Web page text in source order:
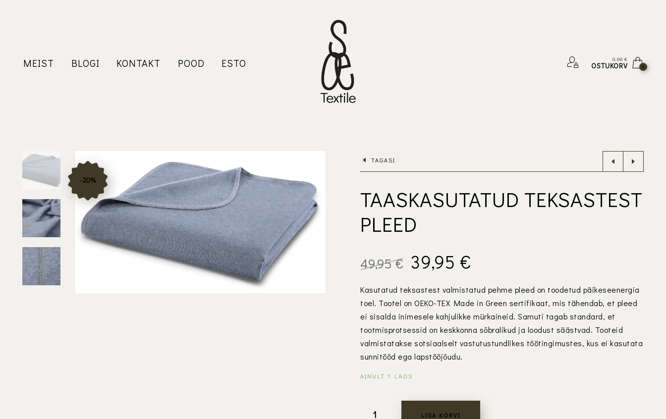
MEIST BLOGI KONTAKT POOD ESTO 0,00 €
OSTUKORV 0
-20%
TAGASI
TAASKASUTATUD TEKSASTEST
PLEED
49,95€ Algne
hind
oli:
49,95 €.
39,95 €
is:
39,95 €.
Kasutatud teksastest valmistatud pehme pleed on toodetud päikeseenergia
toel. Tootel on OEKO-TEX Made in Green sertifikaat, mis tähendab, et pleed
ei sisalda inimesele kahjulikke mürkaineid. Samuti tagab standard, et
tootmisprotsessid on keskkonna sõbralikud ja loodust säästvad. Tooteid
valmistatakse sotsiaalselt vastutustundlikes töötingimustes, kus ei kasutata
sunnitööd ega lapstööjõudu.
AINULT 1 LAOS
LISA KORVI